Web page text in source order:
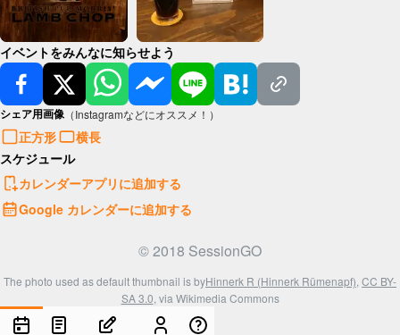
イベントをみんなに知らせよう
シェア用画像 （Instagramなどにオススメ！）
正方形
横長
スケジュール
カレンダーアプリに追加する
Google カレンダーに追加する
© 2018 SessionGO
The photo used as default thumbnail is byHinnerk R (Hinnerk Rümenapf), CC BY-
SA 3.0, via Wikimedia Commons